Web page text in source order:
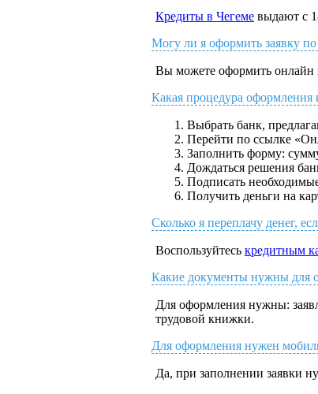
Кредиты в Чегеме выдают с
Могу ли я оформить заявку по
Вы можете оформить онлайн
Какая процедура оформления
Выбрать банк,
Перейти по ссылке
Заполнить форму:
Дождаться решения
Подписать
Получить деньги на
Сколько я переплачу денег,
Воспользуйтесь кредитным
Какие документы нужны для
Для оформления нужны:
трудовой книжки.
Для оформления нужен
Да, при заполнении заявки